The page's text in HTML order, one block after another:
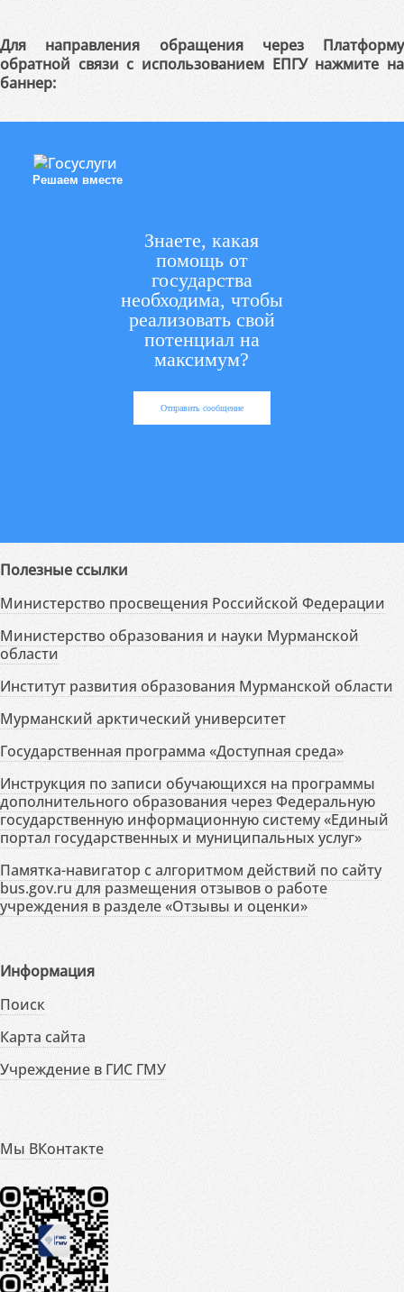
Для направления обращения через Платформу
обратной связи с использованием ЕПГУ нажмите на
баннер:
Решаем вместе
Знаете, какая
помощь от
государства
необходима, чтобы
реализовать свой
потенциал на
максимум?
Отправить сообщение
Полезные ссылки
Министерство просвещения Российской Федерации
Министерство образования и науки Мурманской
области
Институт развития образования Мурманской области
Мурманский арктический университет
Государственная программа «Доступная среда»
Инструкция по записи обучающихся на программы
дополнительного образования через Федеральную
государственную информационную систему «Единый
портал государственных и муниципальных услуг»
Памятка-навигатор с алгоритмом действий по сайту
bus.gov.ru для размещения отзывов о работе
учреждения в разделе «Отзывы и оценки»
Информация
Поиск
Карта сайта
Учреждение в ГИС ГМУ
Мы ВКонтакте